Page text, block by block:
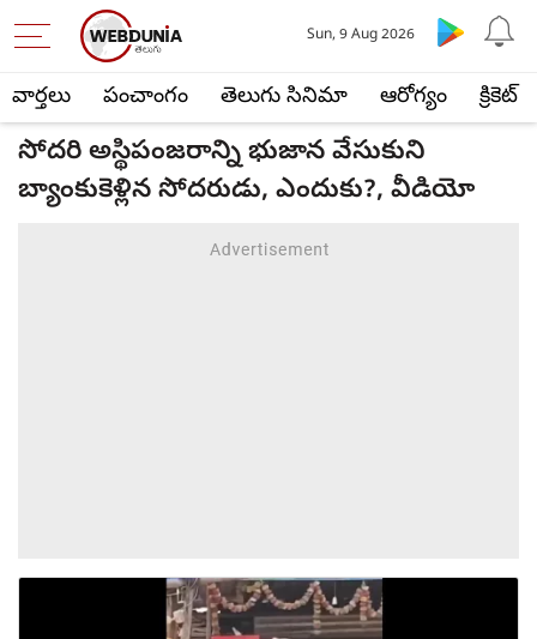
వార్తలు పంచాంగం తెలుగు సినిమా ఆరోగ్యం క్రికెట్
Sun, 9 Aug 2026
సోదరి అస్థిపంజరాన్ని భుజాన వేసుకుని
బ్యాంకుకెళ్లిన సోదరుడు, ఎందుకు?, వీడియో